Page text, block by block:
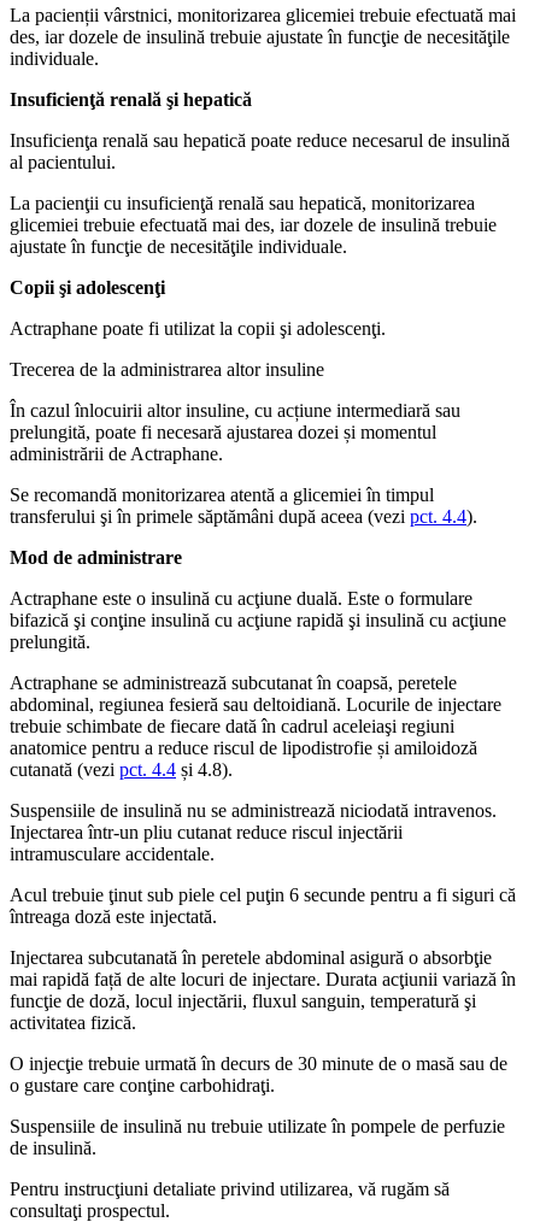
La pacienții vârstnici, monitorizarea glicemiei trebuie efectuată mai
des, iar dozele de insulină trebuie ajustate în funcţie de necesităţile
individuale.
Insuficienţă renală şi hepatică
Insuficienţa renală sau hepatică poate reduce necesarul de insulină
al pacientului.
La pacienţii cu insuficienţă renală sau hepatică, monitorizarea
glicemiei trebuie efectuată mai des, iar dozele de insulină trebuie
ajustate în funcţie de necesităţile individuale.
Copii şi adolescenţi
Actraphane poate fi utilizat la copii şi adolescenţi.
Trecerea de la administrarea altor insuline
În cazul înlocuirii altor insuline, cu acțiune intermediară sau
prelungită, poate fi necesară ajustarea dozei și momentul
administrării de Actraphane.
Se recomandă monitorizarea atentă a glicemiei în timpul
transferului şi în primele săptămâni după aceea (vezi pct. 4.4).
Mod de administrare
Actraphane este o insulină cu acţiune duală. Este o formulare
bifazică şi conţine insulină cu acţiune rapidă şi insulină cu acţiune
prelungită.
Actraphane se administrează subcutanat în coapsă, peretele
abdominal, regiunea fesieră sau deltoidiană. Locurile de injectare
trebuie schimbate de fiecare dată în cadrul aceleiaşi regiuni
anatomice pentru a reduce riscul de lipodistrofie și amiloidoză
cutanată (vezi pct. 4.4 și 4.8).
Suspensiile de insulină nu se administrează niciodată intravenos.
Injectarea într-un pliu cutanat reduce riscul injectării
intramusculare accidentale.
Acul trebuie ţinut sub piele cel puţin 6 secunde pentru a fi siguri că
întreaga doză este injectată.
Injectarea subcutanată în peretele abdominal asigură o absorbţie
mai rapidă față de alte locuri de injectare. Durata acţiunii variază în
funcţie de doză, locul injectării, fluxul sanguin, temperatură şi
activitatea fizică.
O injecţie trebuie urmată în decurs de 30 minute de o masă sau de
o gustare care conţine carbohidraţi.
Suspensiile de insulină nu trebuie utilizate în pompele de perfuzie
de insulină.
Pentru instrucţiuni detaliate privind utilizarea, vă rugăm să
consultaţi prospectul.